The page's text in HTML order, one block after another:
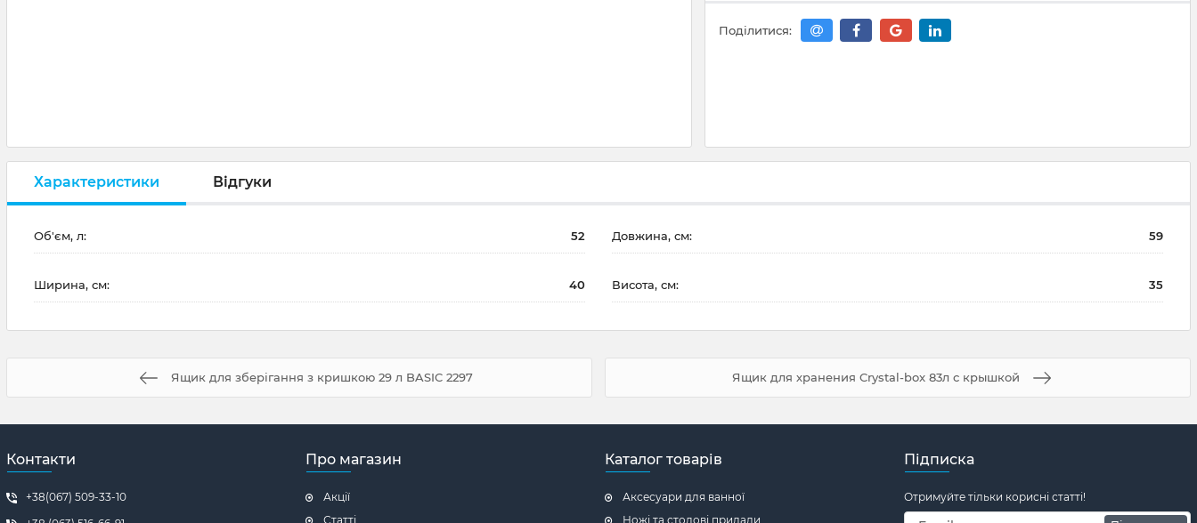
Поділитися:
Характеристики Відгуки
Об'єм, л: 52 Довжина, см: 59
Ширина, см: 40 Висота, см: 35
Ящик для зберігання з кришкою 29 л BASIC 2297 Ящик для хранения Crystal-box 83л с крышкой
Контакти
+38(067) 509-33-10
Про магазин
Акції
Статті
Каталог товарів
Аксесуари для ванної
Ножі та столові прилади
Підписка
Отримуйте тільки корисні статті!